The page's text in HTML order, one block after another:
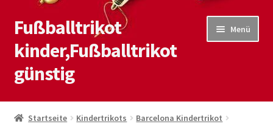
Zur
Navigation
springen
Zum
Inhalt
springen
Fußballtrikot
kinder,Fußballtrikot
günstig
Menü
Start
Startseite Kindertrikots
Barcelona Kindertrikot